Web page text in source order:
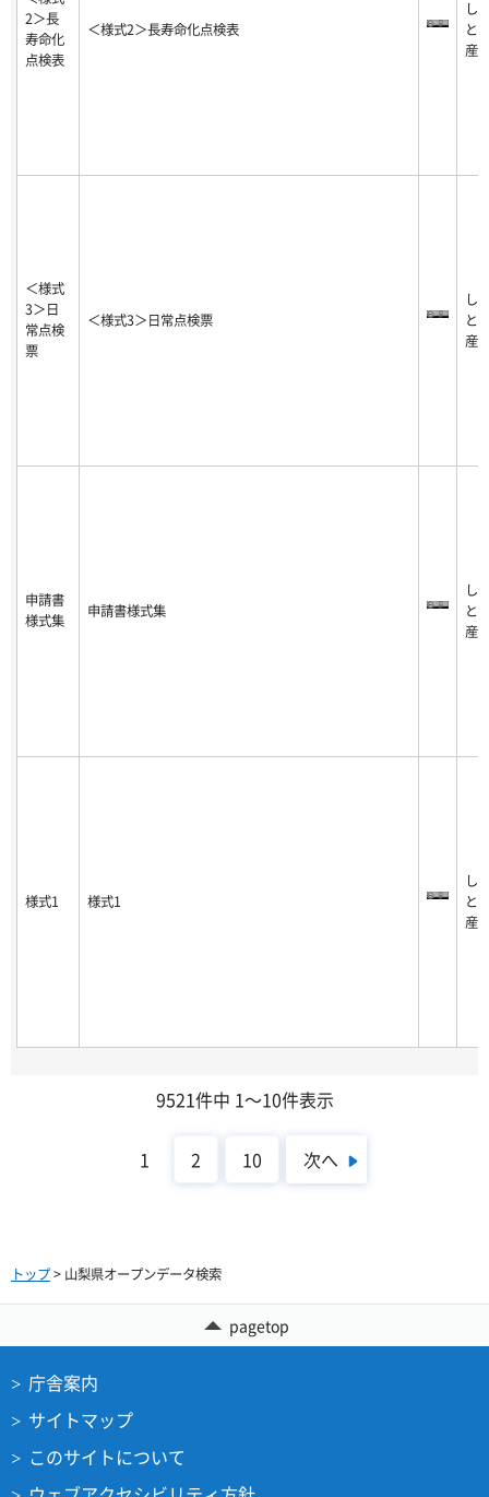
2＞長
寿命化
点検表
＜様式2＞長寿命化点検表
し
と
産
＜様式
3＞日
常点検
票
＜様式3＞日常点検票
し
と
産
申請書
様式集
申請書様式集
し
と
産
様式1 様式1
し
と
産
9521件中 1～10件表示
1 2 10 次へ
トップ> 山梨県オープンデータ検索
pagetop
庁舎案内
サイトマップ
このサイトについて